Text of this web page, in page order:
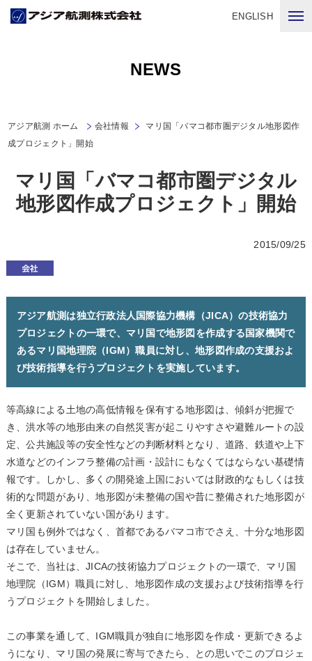
ENGLISH
NEWS
アジア航測 ホーム 会社情報
マリ国「バマコ都市圏デジタル地形図作
成プロジェクト」開始
マリ国「バマコ都市圏デジタル
地形図作成プロジェクト」開始
2015/09/25
アジア航測は独立行政法人国際協力機構（JICA）の技術協力
プロジェクトの一環で、マリ国で地形図を作成する国家機関で
あるマリ国地理院（IGM）職員に対し、地形図作成の支援およ
び技術指導を行うプロジェクトを実施しています。
等高線による土地の高低情報を保有する地形図は、傾斜が把握で
き、洪水等の地形由来の自然災害が起こりやすさや避難ルートの設
定、公共施設等の安全性などの判断材料となり、道路、鉄道や上下
水道などのインフラ整備の計画・設計にもなくてはならない基礎情
報です。しかし、多くの開発途上国においては財政的なもしくは技
術的な問題があり、地形図が未整備の国や昔に整備された地形図が
全く更新されていない国があります。
マリ国も例外ではなく、首都であるバマコ市でさえ、十分な地形図
は存在していません。
そこで、当社は、JICAの技術協力プロジェクトの一環で、マリ国
地理院（IGM）職員に対し、地形図作成の支援および技術指導を行
うプロジェクトを開始しました。
この事業を通して、IGM職員が独自に地形図を作成・更新できるよ
うになり、マリ国の発展に寄与できたら、との思いでこのプロジェ